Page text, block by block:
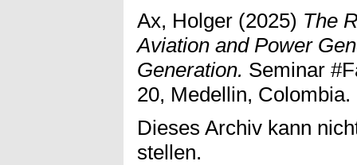
Ax, Holger (2025) The
Aviation and Power
Generation. Seminar
20, Medellin, Colombia.
Dieses Archiv kann
stellen.